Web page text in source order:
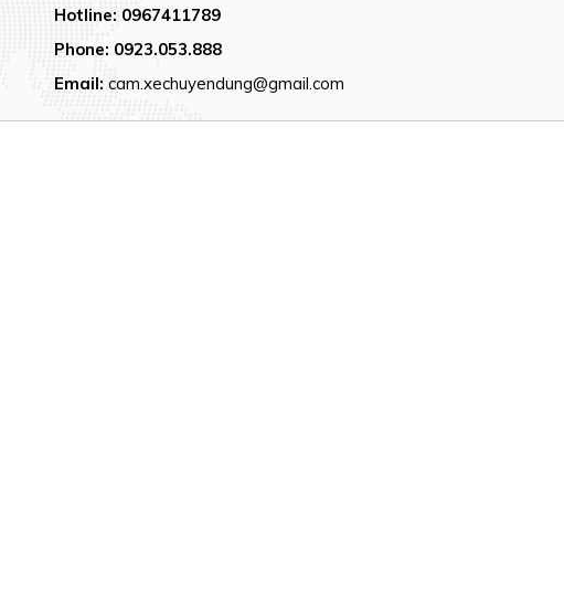
Hotline: 0967411789
Phone: 0923.053.888
Email: cam.xechuyendung@gmail.com